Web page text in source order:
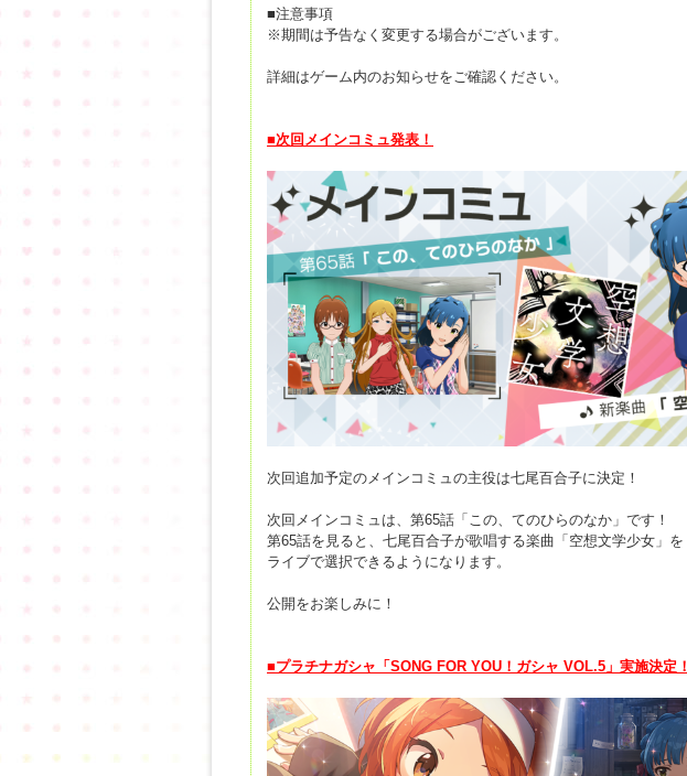
■注意事項
※期間は予告なく変更する場合がございます。
詳細はゲーム内のお知らせをご確認ください。
■次回メインコミュ発表！
次回追加予定のメインコミュの主役は七尾百合子に決定！
次回メインコミュは、第65話「この、てのひらのなか」です！
第65話を見ると、七尾百合子が歌唱する楽曲「空想文学少女」を
ライブで選択できるようになります。
公開をお楽しみに！
■プラチナガシャ「SONG FOR YOU！ガシャ VOL.5」実施決定！